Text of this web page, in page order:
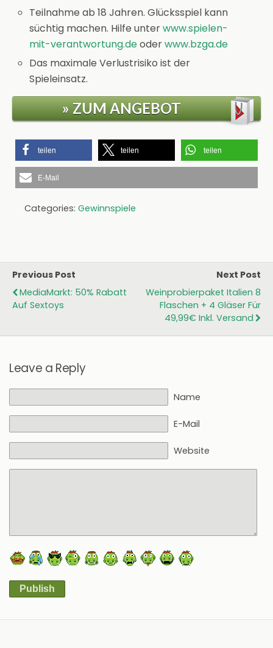
Teilnahme ab 18 Jahren. Glücksspiel kann
süchtig machen. Hilfe unterwww.spielen-
mit-verantwortung.deoderwww.bzga.de
Das maximale Verlustrisiko ist der
Spieleinsatz.
» ZUM ANGEBOT
teilen teilen teilen
E-Mail
Categories: Gewinnspiele
Previous Post
MediaMarkt: 50% Rabatt
Auf Sextoys
Next Post
Weinprobierpaket Italien 8
Flaschen + 4 Gläser Für
49,99€ Inkl. Versand
Leave a Reply
Name
E-Mail
Website
Publish